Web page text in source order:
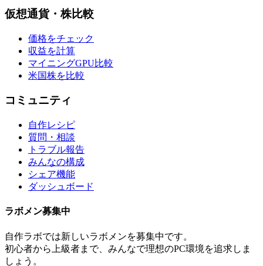
仮想通貨・株比較
価格をチェック
収益を計算
マイニングGPU比較
米国株を比較
コミュニティ
自作レシピ
質問・相談
トラブル報告
みんなの構成
シェア機能
ダッシュボード
ラボメン募集中
自作ラボでは新しいラボメンを募集中です。
初心者から上級者まで、みんなで理想のPC環境を追求しま
しょう。